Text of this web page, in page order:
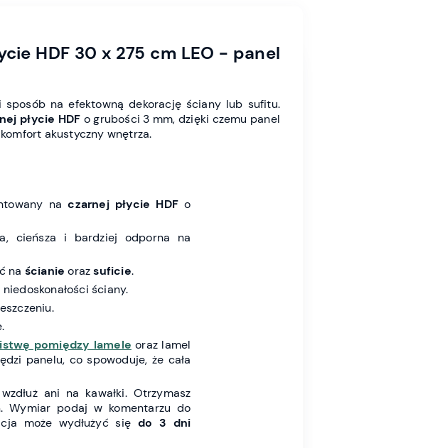
HDF 30 x 275 cm LEO - panel
sposób na efektowną dekorację ściany lub sufitu.
płycie HDF o grubości 3 mm, dzięki czemu panel
akustyczny wnętrza.
naczarnej płycie HDFo
cieńsza i bardziej odporna na
na ścianie orazsuficie.
ściany.
pomiędzy lamele oraz lamel
panelu, co spowoduje, że cała
ani na kawałki. Otrzymasz
Wymiar podaj w komentarzu do
może wydłużyć się do 3 dni